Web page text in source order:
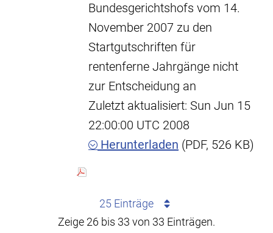
Bundesgerichtshofs vom 14.
November 2007 zu den
Startgutschriften für
rentenferne Jahrgänge nicht
zur Entscheidung an
Zuletzt aktualisiert: Sun Jun 15
22:00:00 UTC 2008
Herunterladen (PDF, 526 KB)
25 Einträge
Zeige 26 bis 33 von 33 Einträgen.